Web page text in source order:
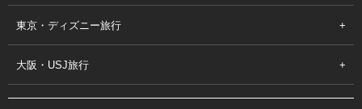
東京・ディズニー旅行
大阪・USJ旅行